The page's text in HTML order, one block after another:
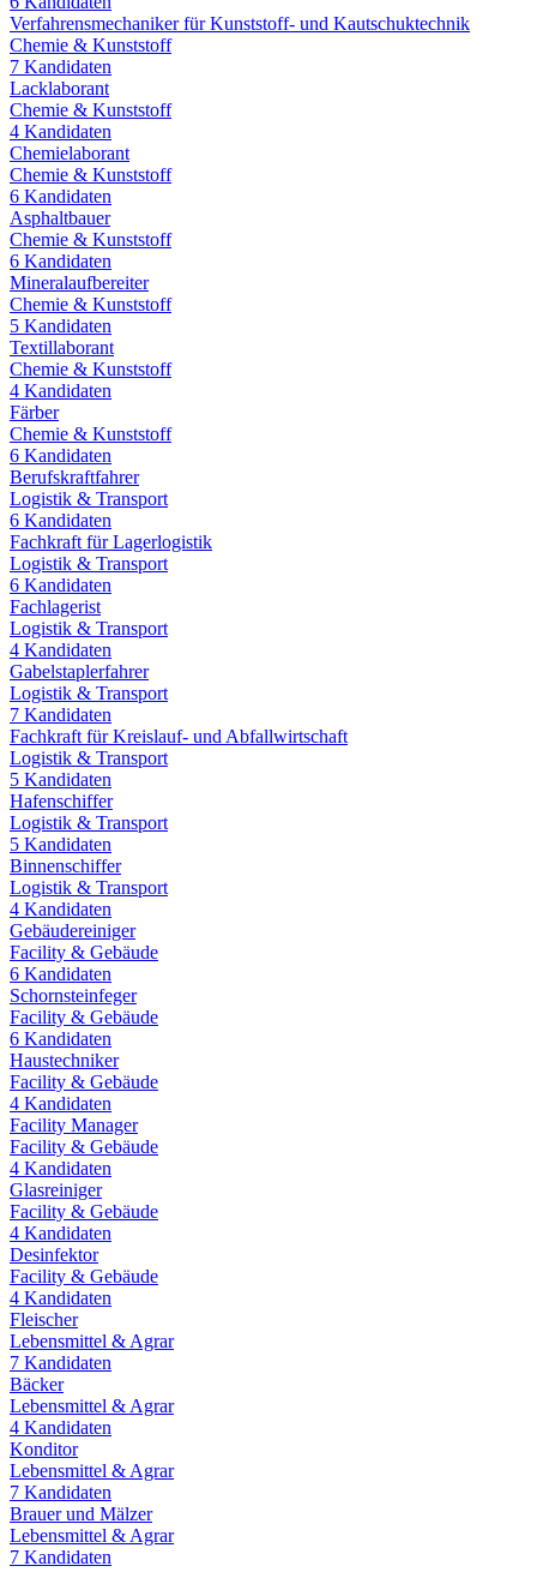
Verfahrensmechaniker für Kunststoff- und Kautschuktechnik
Chemie & Kunststoff
7 Kandidaten
Lacklaborant
Chemie & Kunststoff
4 Kandidaten
Chemielaborant
Chemie & Kunststoff
6 Kandidaten
Asphaltbauer
Chemie & Kunststoff
6 Kandidaten
Mineralaufbereiter
Chemie & Kunststoff
5 Kandidaten
Textillaborant
Chemie & Kunststoff
4 Kandidaten
Färber
Chemie & Kunststoff
6 Kandidaten
Berufskraftfahrer
Logistik & Transport
6 Kandidaten
Fachkraft für Lagerlogistik
Logistik & Transport
6 Kandidaten
Fachlagerist
Logistik & Transport
4 Kandidaten
Gabelstaplerfahrer
Logistik & Transport
7 Kandidaten
Fachkraft für Kreislauf- und Abfallwirtschaft
Logistik & Transport
5 Kandidaten
Hafenschiffer
Logistik & Transport
5 Kandidaten
Binnenschiffer
Logistik & Transport
4 Kandidaten
Gebäudereiniger
Facility & Gebäude
6 Kandidaten
Schornsteinfeger
Facility & Gebäude
6 Kandidaten
Haustechniker
Facility & Gebäude
4 Kandidaten
Facility Manager
Facility & Gebäude
4 Kandidaten
Glasreiniger
Facility & Gebäude
4 Kandidaten
Desinfektor
Facility & Gebäude
4 Kandidaten
Fleischer
Lebensmittel & Agrar
7 Kandidaten
Bäcker
Lebensmittel & Agrar
4 Kandidaten
Konditor
Lebensmittel & Agrar
7 Kandidaten
Brauer und Mälzer
Lebensmittel & Agrar
7 Kandidaten